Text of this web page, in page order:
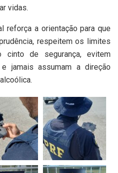
vidas.
reforça a orientação para que
respeitem os limites
cinto de segurança, evitem
jamais assumam a direção